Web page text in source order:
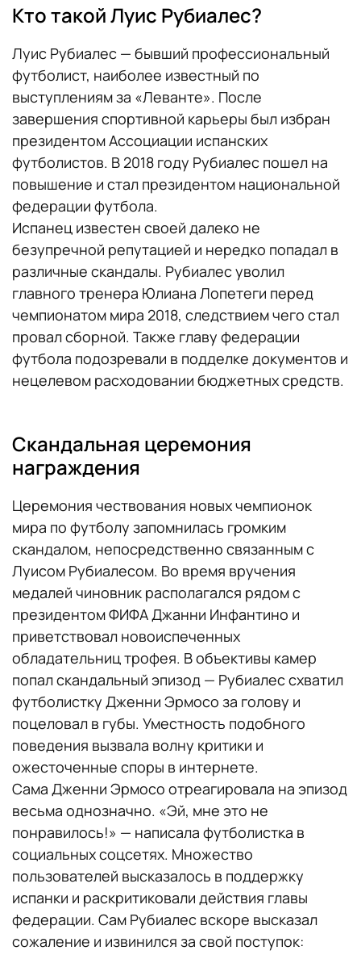
Кто такой Луис Рубиалес?
Луис Рубиалес — бывший профессиональный
футболист, наиболее известный по
выступлениям за «Леванте». После
завершения спортивной карьеры был избран
президентом Ассоциации испанских
футболистов. В 2018 году Рубиалес пошел на
повышение и стал президентом национальной
федерации футбола.
Испанец известен своей далеко не
безупречной репутацией и нередко попадал в
различные скандалы. Рубиалес уволил
главного тренера Юлиана Лопетеги перед
чемпионатом мира 2018, следствием чего стал
провал сборной. Также главу федерации
футбола подозревали в подделке документов и
нецелевом расходовании бюджетных средств.
Скандальная церемония
награждения
Церемония чествования новых чемпионок
мира по футболу запомнилась громким
скандалом, непосредственно связанным с
Луисом Рубиалесом. Во время вручения
медалей чиновник располагался рядом с
президентом ФИФА Джанни Инфантино и
приветствовал новоиспеченных
обладательниц трофея. В объективы камер
попал скандальный эпизод — Рубиалес схватил
футболистку Дженни Эрмосо за голову и
поцеловал в губы. Уместность подобного
поведения вызвала волну критики и
ожесточенные споры в интернете.
Сама Дженни Эрмосо отреагировала на эпизод
весьма однозначно. «Эй, мне это не
понравилось!» — написала футболистка в
социальных соцсетях. Множество
пользователей высказалось в поддержку
испанки и раскритиковали действия главы
федерации. Сам Рубиалес вскоре высказал
сожаление и извинился за свой поступок: